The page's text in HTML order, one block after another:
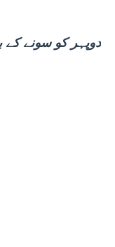
دوپہر کو سونے کے